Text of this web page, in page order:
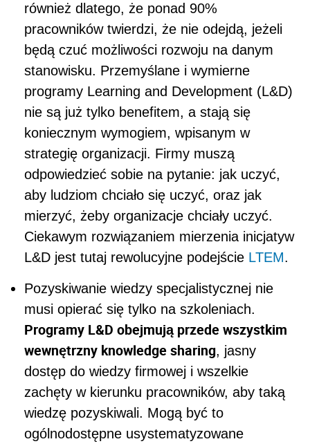
również dlatego, że ponad 90%
pracowników twierdzi, że nie odejdą, jeżeli
będą czuć możliwości rozwoju na danym
stanowisku. Przemyślane i wymierne
programy Learning and Development (L&D)
nie są już tylko benefitem, a stają się
koniecznym wymogiem, wpisanym w
strategię organizacji. Firmy muszą
odpowiedzieć sobie na pytanie: jak uczyć,
aby ludziom chciało się uczyć, oraz jak
mierzyć, żeby organizacje chciały uczyć.
Ciekawym rozwiązaniem mierzenia inicjatyw
L&D jest tutaj rewolucyjne podejście LTEM.
Pozyskiwanie wiedzy specjalistycznej nie
musi opierać się tylko na szkoleniach.
Programy L&D obejmują przede wszystkim
wewnętrzny knowledge sharing, jasny
dostęp do wiedzy firmowej i wszelkie
zachęty w kierunku pracowników, aby taką
wiedzę pozyskiwali. Mogą być to
ogólnodostępne usystematyzowane